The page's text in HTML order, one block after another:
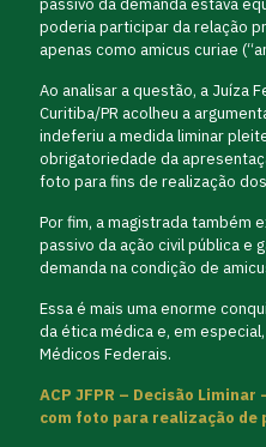
passivo da demanda estava
poderia participar da relação
apenas como amicus curiae
Ao analisar a questão, a Juíza
Curitiba/PR acolheu a
indeferiu a medida liminar
obrigatoriedade da
foto para fins de realização
Por fim, a magistrada também
passivo da ação civil pública e
demanda na condição de
Essa é mais uma enorme
da ética médica e, em
Médicos Federais.
ACP JFPR – Decisão
com foto para realização de